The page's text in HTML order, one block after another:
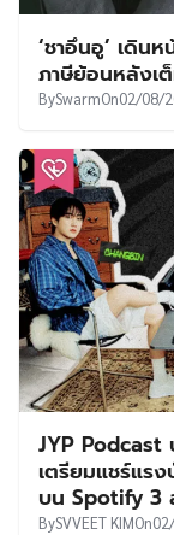
‘ชาอึนอู’ เดิน
ภาษีย้อนหลังเ
BySwarmOn02/08/
JYP Podcast
เตรียมแชร์แรง
บน Spotify 3
BySVVEET KIMOn